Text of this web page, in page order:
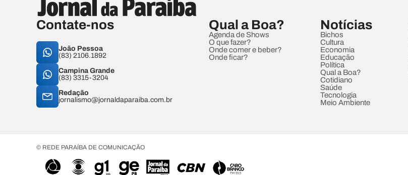
Contate-nos
João Pessoa
(83) 2106.1892
Campina Grande
(83) 3315-3204
Redação
jornalismo@jornaldaparaiba.com.br
Qual a Boa?
Agenda de Shows
O que fazer?
Onde comer e beber?
Onde ficar?
Notícias
Bichos
Cultura
Economia
Educação
Política
Qual a Boa?
Cotidiano
Saúde
Tecnologia
Meio Ambiente
© REDE PARAÍBA DE COMUNICAÇÃO